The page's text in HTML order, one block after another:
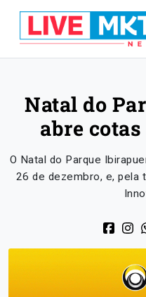
Natal do
abre
O Natal do Parque
26 de dezembro, e, pela